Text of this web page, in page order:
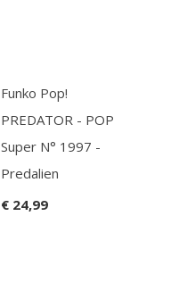
Funko Pop!
PREDATOR - POP
Super N° 1997 -
Predalien
€ 24,99